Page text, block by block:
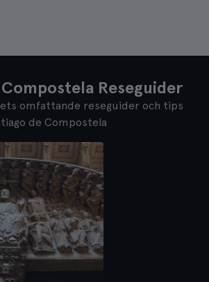
Reseguider
omfattande reseguider och tips
de Compostela